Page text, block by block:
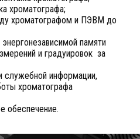
хроматографа;
хроматографом и ПЭВМ до
памяти
и градуировок за
служебной информации,
хроматографа
обеспечение.